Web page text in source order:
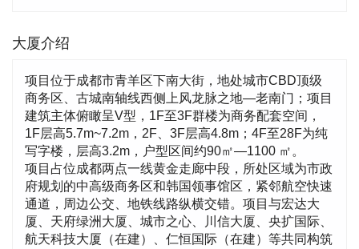
大厦介绍
项目位于成都市青羊区下南大街，地处城市CBD顶级
商务区、古城南轴线西侧上风龙脉之地—老南门；项目
建筑主体俯瞰呈V型，1F至3F群楼为商务配套空间，
1F层高5.7m~7.2m，2F、3F层高4.8m；4F至28F为纯
写字楼，层高3.2m，户型区间约90㎡—1100 ㎡。
项目占位成都两点一线黄金走廊中段，所处区域为市政
府规划的中高级商务区和韩国领事馆区，紧邻航空快速
通道，周边公交、地铁线路纵横交错。项目与宏达大
厦、天府绿洲大厦、城市之心、川信大厦、央扩国际、
航天科技大厦（在建）、仁恒国际（在建）等共同构筑